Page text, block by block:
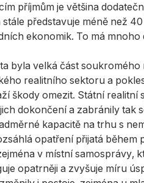
příjmům je většina
představuje méně než
ekonomik. To má mnoho
byla velká část
realitního sektoru a
škody omezit. Státní
dokončení a zabránily tak
kapacitě na trhu s
opatření přijatá
v místní samosprávy,
opatrněji a zvyšuje míru